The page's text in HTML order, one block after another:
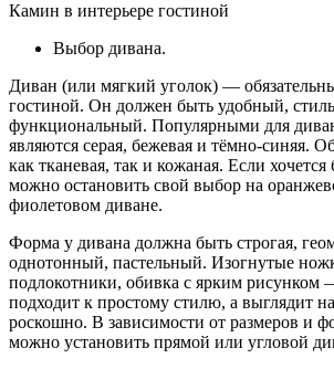
Камин в интерьере гостиной
Выбор дивана.
Диван (или мягкий уголок) —
гостиной. Он должен быть удобный,
функциональный. Популярными для
являются серая, бежевая и тёмно-синяя.
как тканевая, так и кожаная. Если
можно остановить свой выбор на
фиолетовом диване.
Форма у дивана должна быть строгая,
однотонный, пастельный. Изогнутые
подлокотники, обивка с ярким рисунком
подходит к простому стилю, а выглядит
роскошно. В зависимости от размеров и
можно установить прямой или угловой